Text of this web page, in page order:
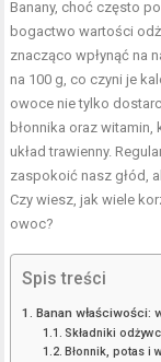
Banany, choć często
bogactwo wartości
znacząco wpłynąć na
na 100 g, co czyni je
owoce nie tylko
błonnika oraz
układ trawienny.
zaspokoić nasz głód,
Czy wiesz, jak wiele
owoc?
Spis treści
Banan
Składniki
Błonnik, potas i